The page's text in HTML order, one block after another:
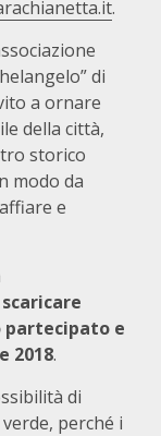
.
di
a ornare
della città,
storico
modo da
e
partecipato e
2018.
di
perché i